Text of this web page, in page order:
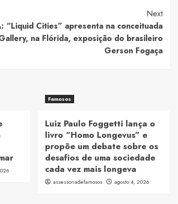
Next
“Liquid Cities” apresenta na conceituada
na Flórida, exposição do brasileiro
Gerson Fogaça
Famosos
Luiz Paulo Foggetti lança o
livro “Homo Longevus” e
propõe um debate sobre os
desafios de uma sociedade
cada vez mais longeva
assessoriadefamosos agosto 4, 2026